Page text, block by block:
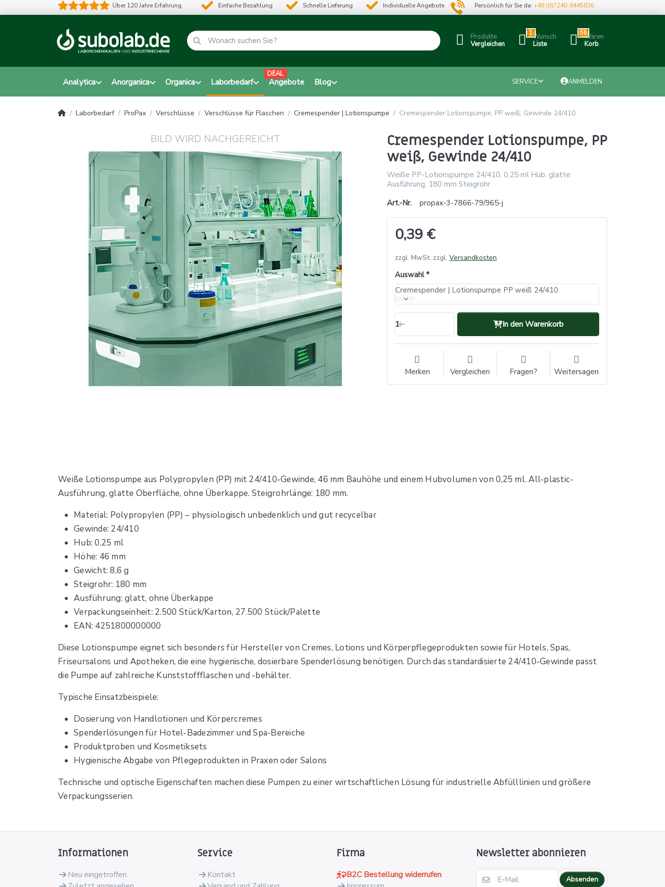
Über 120 Jahre Erfahrung Einfache Bezahlung Schnelle Lieferung Individuelle Angebote Persönlich für Sie da:+49 (0)7240-9445836
Produkte
Vergleichen
1Wunsch
Liste
56Waren
Korb
Analytica Anorganica Organica Laborbedarf Angebote
DEAL
Blog SERVICE ANMELDEN
Laborbedarf ProPax Verschlüsse Verschlüsse für Flaschen Cremespender | Lotionspumpe Cremespender Lotionspumpe, PP weiß, Gewinde 24/410
Cremespender Lotionspumpe, PP
weiß, Gewinde 24/410
Weiße PP-Lotionspumpe 24/410, 0,25 ml Hub, glatte
Ausführung, 180 mm Steigrohr
Art.-Nr.
propax-3-7866-79/965-j
0,39 €
zzgl. MwSt. zzgl. Versandkosten
Auswahl
Cremespender | Lotionspumpe PP weiß 24/410
1 In den Warenkorb
Merken Vergleichen Fragen? Weitersagen
Weiße Lotionspumpe aus Polypropylen (PP) mit 24/410-Gewinde, 46 mm Bauhöhe und einem Hubvolumen von 0,25 ml. All‑plastic-
Ausführung, glatte Oberfläche, ohne Überkappe. Steigrohrlänge: 180 mm.
Material: Polypropylen (PP) – physiologisch unbedenklich und gut recycelbar
Gewinde: 24/410
Hub: 0,25 ml
Höhe: 46 mm
Gewicht: 8,6 g
Steigrohr: 180 mm
Ausführung: glatt, ohne Überkappe
Verpackungseinheit: 2.500 Stück/Karton, 27.500 Stück/Palette
EAN: 4251800000000
Diese Lotionspumpe eignet sich besonders für Hersteller von Cremes, Lotions und Körperpflegeprodukten sowie für Hotels, Spas,
Friseursalons und Apotheken, die eine hygienische, dosierbare Spenderlösung benötigen. Durch das standardisierte 24/410-Gewinde passt
die Pumpe auf zahlreiche Kunststoffflaschen und -behälter.
Typische Einsatzbeispiele:
Dosierung von Handlotionen und Körpercremes
Spenderlösungen für Hotel-Badezimmer und Spa-Bereiche
Produktproben und Kosmetiksets
Hygienische Abgabe von Pflegeprodukten in Praxen oder Salons
Technische und optische Eigenschaften machen diese Pumpen zu einer wirtschaftlichen Lösung für industrielle Abfülllinien und größere
Verpackungsserien.
Informationen
Neu eingetroffen
Service
Kontakt
Firma
B2C Bestellung widerrufen
Newsletter abonnieren
Absenden